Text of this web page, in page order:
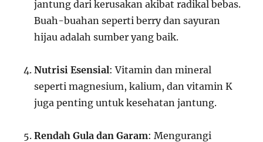
jantung dari kerusakan akibat radikal bebas.
Buah-buahan seperti berry dan sayuran
hijau adalah sumber yang baik.
Nutrisi Esensial: Vitamin dan mineral
seperti magnesium, kalium, dan vitamin K
juga penting untuk kesehatan jantung.
Rendah Gula dan Garam: Mengurangi